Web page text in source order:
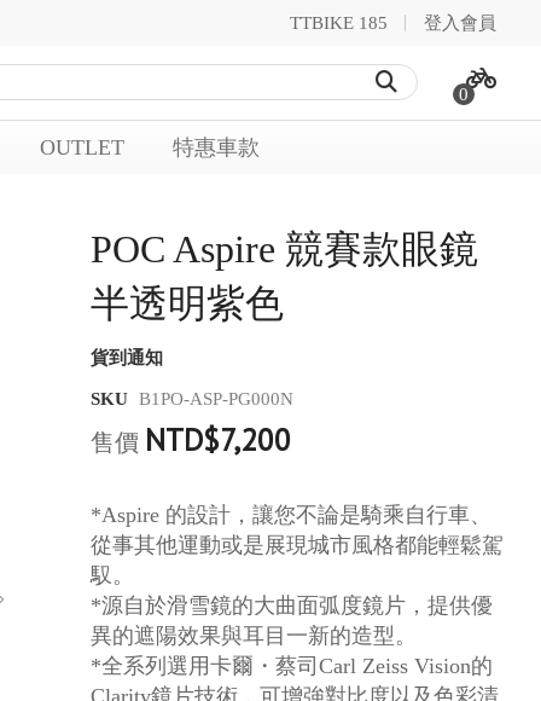
TTBIKE 185 登入會員
0
OUTLET 特惠車款
POC Aspire 競賽款眼鏡
半透明紫色
貨到通知
SKU B1PO-ASP-PG000N
售價 NTD$7,200
*Aspire 的設計，讓您不論是騎乘自行車、
從事其他運動或是展現城市風格都能輕鬆駕
馭。
*源自於滑雪鏡的大曲面弧度鏡片，提供優
異的遮陽效果與耳目一新的造型。
*全系列選用卡爾・蔡司Carl Zeiss Vision的
Clarity鏡片技術，可增強對比度以及色彩清